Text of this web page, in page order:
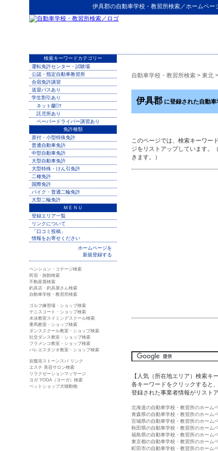
伊具郡の自動車学校・教習所検索／ホームペー
自動車学校・教習所検索 > 東北
伊具郡 に登録された自動
このページでは、検索キーワー
ジをリストアップしています。
きます。）
【人気（所在地エリア）検索キ
各キーワードをクリックすると
登録された事業者情報がリスト
北海道の自動車学校・教習所のホーム
青森県の自動車学校・教習所のホーム
宮城県の自動車学校・教習所のホーム
秋田県の自動車学校・教習所のホーム
福島県の自動車学校・教習所のホーム
東京都の自動車学校・教習所のホーム
町田市の自動車学校・教習所のホーム
検索キーワードカテゴリー
運転免許センター・試験場
公認・指定自動車教習所
合宿免許講習
送迎バスあり
学生割引あり
ネット蘭ﾂ
託児所あり
ペーパードライバー講習あり
免許種類
原付・小型特殊免許
普通自動車免許
中型自動車免許
大型自動車免許
大型特殊・けん引免許
二種免許
国際免許
バイク・普通二輪免許
大型二輪免許
ＭＥＮＵ
登録エリア一覧
リンクについて
「口コミ投稿」
情報をお寄せください
ホームページを
新規登録する
ペンション・コテージ検索
民宿・旅館検索
不動産屋検索
釣具店・釣具屋さん検索
自動車学校・教習所検索
ゴルフ練習場・ショップ検索
テニスコート・ショップ検索
水泳教室スイミングスクール検索
乗馬教室・ショップ検索
ダンススクール教室・ショップ検索
社交ダンス教室・ショップ検索
フラメンコ教室・ショップ検索
バレエスタジオ教室・ショップ検索
岩盤浴ストーンスパ リンク
エステ 美容サロン検索
リラクゼーションマッサージ
ヨガ YOGA（ヨーガ）検索
ペットショップ犬猫動物